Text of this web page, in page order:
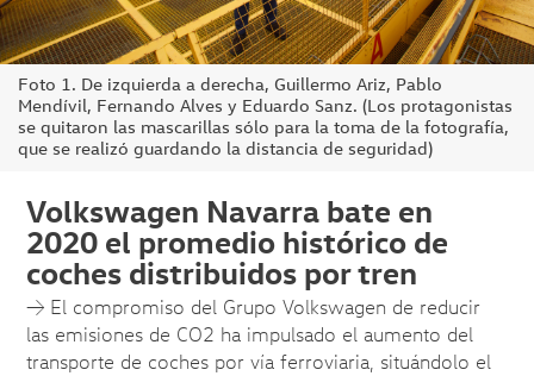
Foto 1. De izquierda a derecha, Guillermo Ariz, Pablo
Mendívil, Fernando Alves y Eduardo Sanz. (Los protagonistas
se quitaron las mascarillas sólo para la toma de la fotografía,
que se realizó guardando la distancia de seguridad)
Volkswagen Navarra bate en
2020 el promedio histórico de
coches distribuidos por tren
→ El compromiso del Grupo Volkswagen de reducir
las emisiones de CO2 ha impulsado el aumento del
transporte de coches por vía ferroviaria, situándolo el